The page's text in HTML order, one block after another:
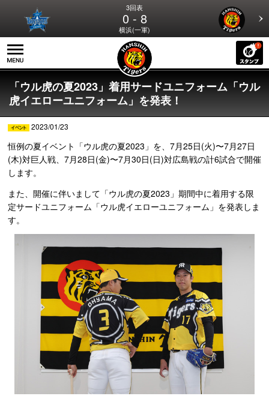
3回表
0 - 8
横浜(一軍)
「ウル虎の夏2023」着用サードユニフォーム「ウル
虎イエローユニフォーム」を発表！
2023/01/23
恒例の夏イベント「ウル虎の夏2023」を、7月25日(火)〜7月27日
(木)対巨人戦、7月28日(金)〜7月30日(日)対広島戦の計6試合で開催
します。
また、開催に伴いまして「ウル虎の夏2023」期間中に着用する限
定サードユニフォーム「ウル虎イエローユニフォーム」を発表しま
す。